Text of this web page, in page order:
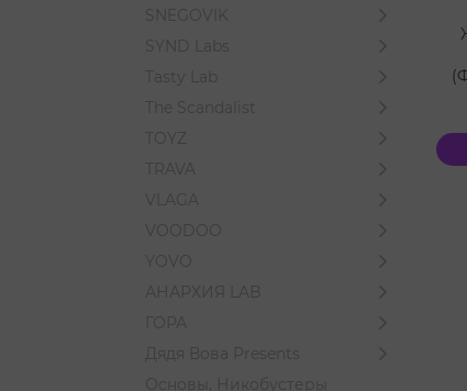
SNEGOVIK
SYND Labs
The Scandalist
TOYZ
TRAVA
VOODOO
YOVO
АНАРХИЯ LAB
ГОРА
Дядя Вова Presents
Основы, Никобустеры